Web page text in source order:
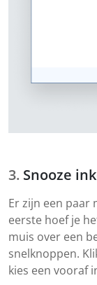
Snooze
Er zijn een paar
eerste hoef je
muis over een
snelknoppen.
kies een vooraf